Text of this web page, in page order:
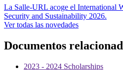
La Salle-URL acoge el International
Security and Sustainability 2026.
Ver todas las novedades
Documentos
2023 - 2024 Scholarships